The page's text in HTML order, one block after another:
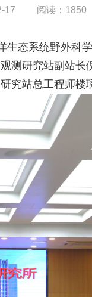
17 阅读：1850
态系统野外科
测研究站副站
究站总工程师